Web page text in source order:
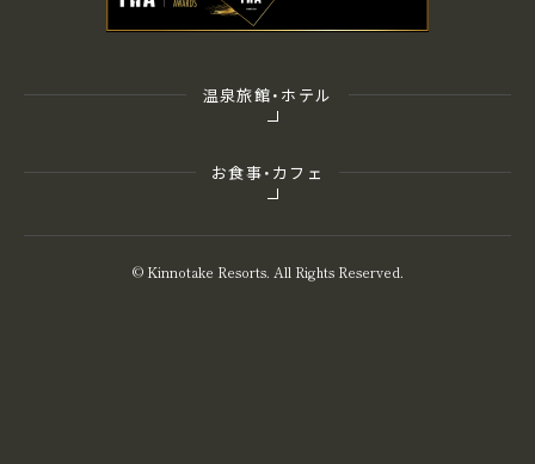
温泉旅館・ホテル
お食事・カフェ
© Kinnotake Resorts. All Rights Reserved.